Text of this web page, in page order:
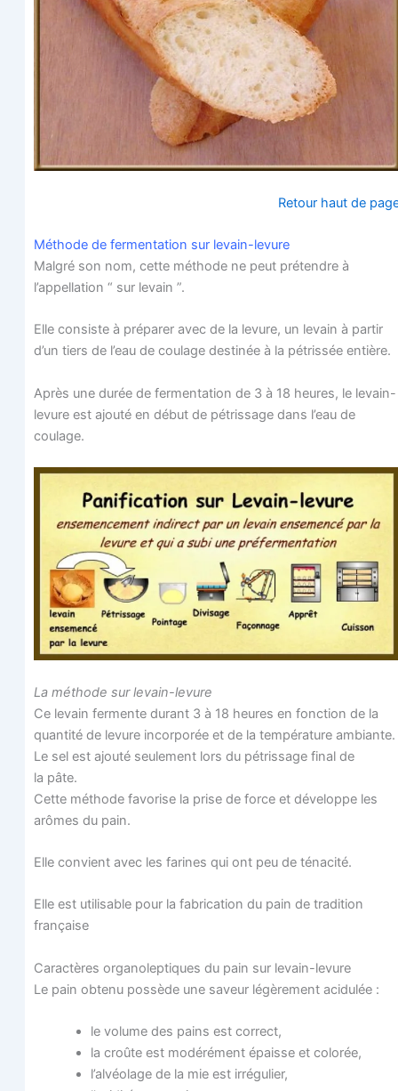
Retour haut de
Méthode de fer­men­ta­tion sur levain-levure
Mal­gré son nom, cette méthode ne peut pré­tendre à
l’appellation “ sur levain ”.
Elle consiste à pré­pa­rer avec de la levure, un levain à par­tir
d’un tiers de l’eau de cou­lage des­ti­née à la pétris­sée entière.
Après une durée de fer­men­ta­tion de 3 à 18 heures, le levain-
levure est ajou­té en début de pétris­sage dans l’eau de
coulage.
La méthode sur levain-levure
Ce levain fer­mente durant 3 à 18 heures en fonc­tion de la
quan­ti­té de levure incor­po­rée et de la tem­pé­ra­ture ambiante.
Le sel est ajou­té seule­ment lors du pétris­sage final de
la pâte.
Cette méthode favo­rise la prise de force et déve­loppe les
arômes du pain.
Elle convient avec les farines qui ont peu de ténacité.
Elle est uti­li­sable pour la fabri­ca­tion du pain de tra­di­tion
française
Carac­tères orga­no­lep­tiques du pain sur levain-levure
Le pain obte­nu pos­sède une saveur légè­re­ment acidulée :
le volume des pains est correct,
la croûte est modé­ré­ment épaisse et colorée,
l’alvéolage de la mie est irrégulier,